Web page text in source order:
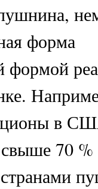
форма
формой
в
70 %
странами